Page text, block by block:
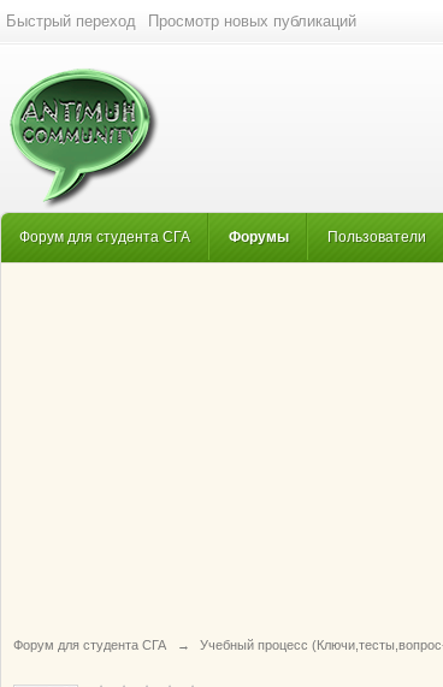
Быстрый переход Просмотр новых публикаций
Форум для студента СГА Форумы Пользователи
Форум для студента СГА → Учебный процесс